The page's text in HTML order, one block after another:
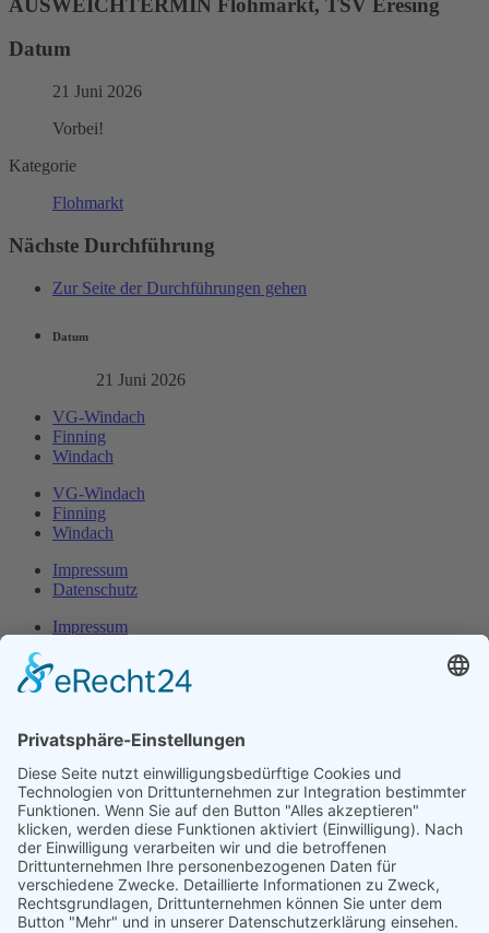
AUSWEICHTERMIN Flohmarkt, TSV Eresing
Datum
21 Juni 2026
Vorbei!
Kategorie
Flohmarkt
Nächste Durchführung
Zur Seite der Durchführungen gehen
Datum
21 Juni 2026
VG-Windach
Finning
Windach
VG-Windach
Finning
Windach
Impressum
Datenschutz
Impressum
Erster Bürgermeister Eresing
86922 Eresing
Telefon:+49(0)8193 - 5456
Email:klotz@vg-windach.de
Sprechzeiten Bürgermeister
Montag und Mittwoch17:00 Uhr - 18:30 Uhr